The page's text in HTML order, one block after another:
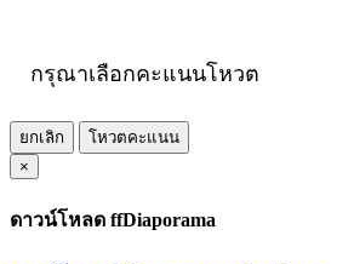
กรุณาเลือกคะแนนโหวต
ยกเลิก
โหวตคะแนน
×
ดาวน์โหลด ffDiaporama